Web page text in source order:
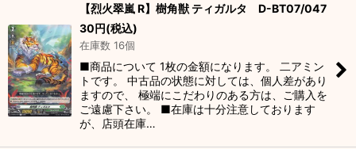
【烈火翠嵐 R】樹角獣 ティガルタ D-BT07/047
30円(税込)
在庫数 16個
■商品について 1枚の金額になります。 二アミン
トです。 中古品の状態に対しては、個人差があり
ますので、 極端にこだわりのある方は、ご購入を
ご遠慮下さい。 ■在庫は十分注意しております
が、店頭在庫…